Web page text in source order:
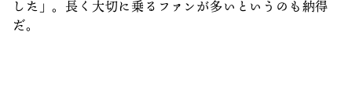
した」。長く大切に乗るファンが多いというのも納得
だ。